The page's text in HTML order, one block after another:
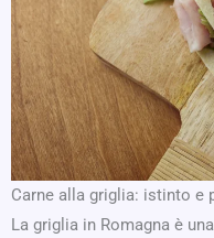
Carne alla griglia: istinto e
La griglia in Romagna è